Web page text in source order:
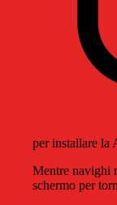
per installare la
Mentre navighi
schermo per